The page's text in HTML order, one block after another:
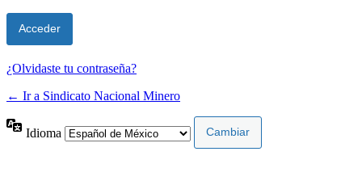
¿Olvidaste tu contraseña?
← Ir a Sindicato Nacional Minero
Idioma